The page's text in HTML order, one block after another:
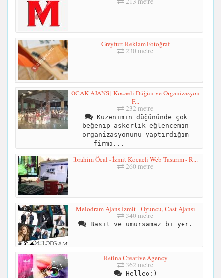
Greyfurt Reklam Fotoğraf
230 metre
OCAK AJANS | Kocaeli Düğün ve Organizasyon
F...
232 metre
Kuzenimin düğününde çok
beğenip askerlik eğlencemin
organizasyonunu yaptırdığım
firma...
İbrahim Öcal - İzmit Kocaeli Web Tasarım - R...
260 metre
Melodram Ajans İzmit - Oyuncu, Cast Ajansı
340 metre
Basit ve umursamaz bi yer.
Retina Creative Agency
362 metre
Helleo:)